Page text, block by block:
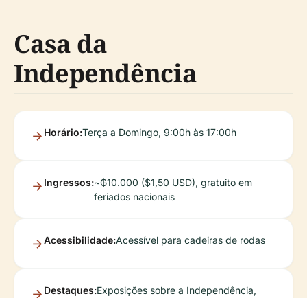
Casa da
Independência
Horário:Terça a Domingo, 9:00h às 17:00h
Ingressos:~₲10.000 ($1,50 USD), gratuito em
feriados nacionais
Acessibilidade:Acessível para cadeiras de rodas
Destaques:Exposições sobre a Independência,